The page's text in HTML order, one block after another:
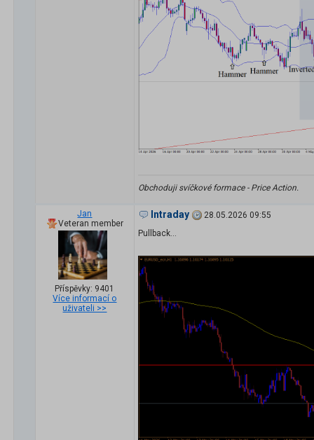
Obchoduji svíčkové formace - Price Action.
Jan
Veteran member
Příspěvky: 9401
Více informací o
uživateli >>
Intraday
28.05.2026 09:55
Pullback...